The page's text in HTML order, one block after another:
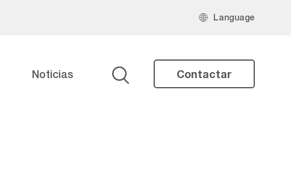
Language
Contactar
Noticias